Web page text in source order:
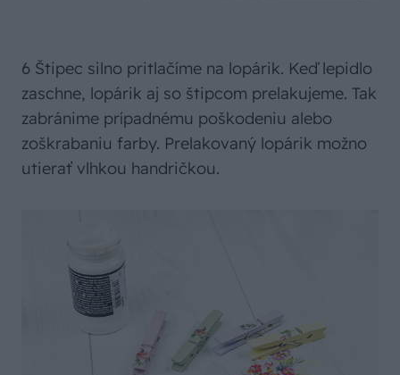
6 Štipec silno pritlačíme na lopárik. Keď lepidlo
zaschne, lopárik aj so štipcom prelakujeme. Tak
zabránime prípadnému poškodeniu alebo
zoškrabaniu farby. Prelakovaný lopárik možno
utierať vlhkou handričkou.